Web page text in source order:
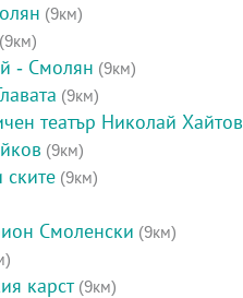
(9км)
(9км)
- Смолян (9км)
(9км)
театър Николай Хайтов
(9км)
ските (9км)
Смоленски (9км)
карст(9км)